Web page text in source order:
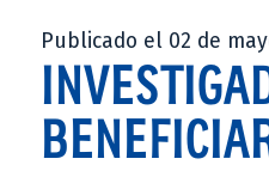
Publicado el 02 de